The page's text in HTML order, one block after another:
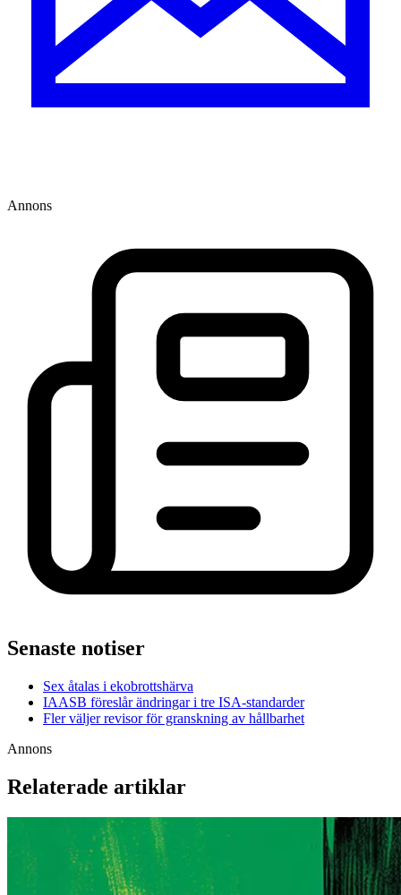
Annons
Senaste notiser
Sex åtalas i ekobrottshärva
IAASB föreslår ändringar i tre ISA-standarder
Fler väljer revisor för granskning av hållbarhet
Annons
Relaterade artiklar